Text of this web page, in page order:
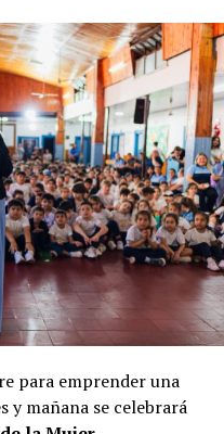
para emprender una
y mañana se celebrará